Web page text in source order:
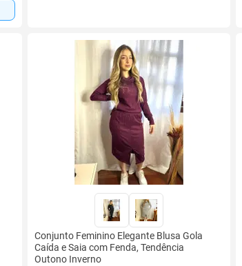
Conjunto Feminino Elegante Blusa Gola
Caída e Saia com Fenda, Tendência
Outono Inverno